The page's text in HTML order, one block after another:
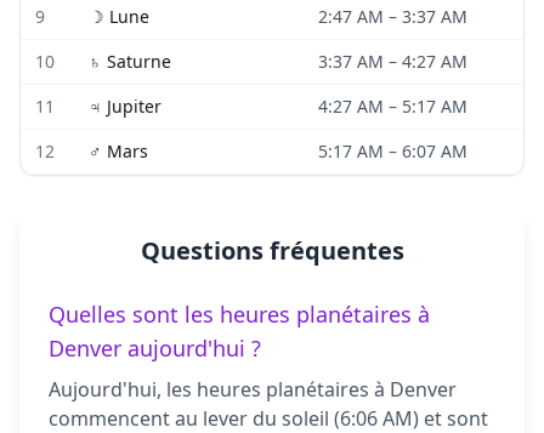
9 ☽ Lune 2:47 AM – 3:37 AM
10
♄ Saturne 3:37 AM – 4:27 AM
11
♃ Jupiter 4:27 AM – 5:17 AM
12
♂ Mars 5:17 AM – 6:07 AM
Questions fréquentes
Quelles sont les heures planétaires à
Denver aujourd'hui ?
Aujourd'hui, les heures planétaires à Denver
commencent au lever du soleil (6:06 AM) et sont